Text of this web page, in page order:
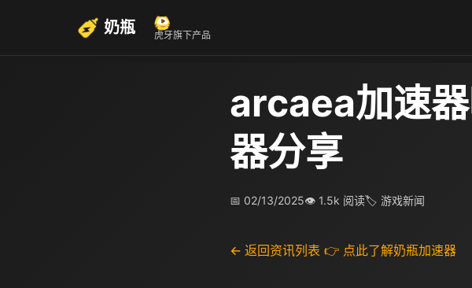
奶瓶 虎牙旗下产品
arcaea加速
器分享
📅 02/13/2025👁 1.5k 阅读🏷 游戏新闻
← 返回资讯列表 👉 点此了解奶瓶加速器